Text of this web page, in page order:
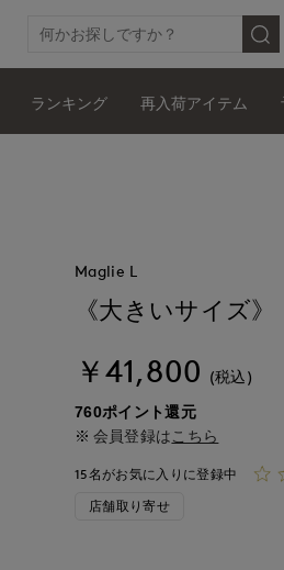
ランキング 再入荷アイテム
Maglie L
《大きいサイズ
￥41,800 (税込)
760ポイント還元
会員登録は こちら
15名がお気に入りに登録中
店舗取り寄せ